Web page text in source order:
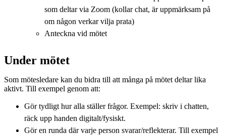
som deltar via Zoom (kollar chat, är uppmärksam på
om någon verkar vilja prata)
Anteckna vid mötet
Under mötet
Som mötesledare kan du bidra till att många på mötet deltar lika
aktivt. Till exempel genom att:
Gör tydligt hur alla ställer frågor. Exempel: skriv i chatten,
räck upp handen digitalt/fysiskt.
Gör en runda där varje person svarar/reflekterar. Till exempel